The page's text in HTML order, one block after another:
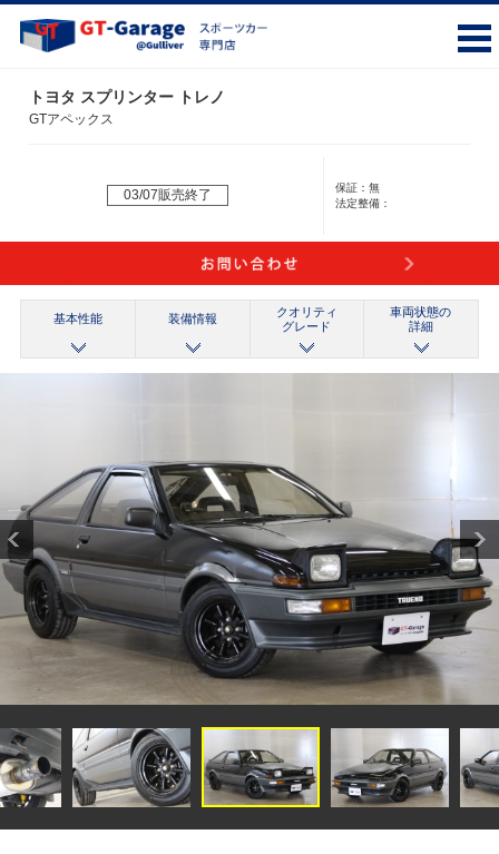
トヨタ スプリンター トレノ
GTアペックス
03/07販売終了 保証：無
法定整備：
基本性能 装備情報
クオリティ
グレード
車両状態の
詳細